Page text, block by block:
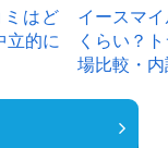
はど
立的に
イースマ
くらい？
場比較・